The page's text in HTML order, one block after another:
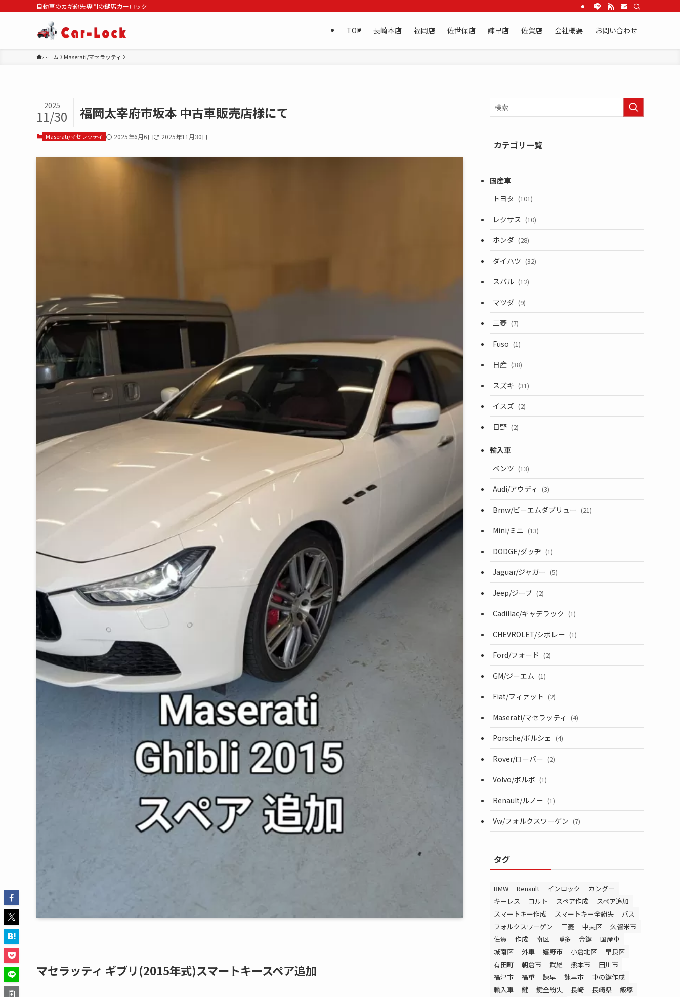
自動車のカギ紛失専門の鍵店カーロック
TOP 長崎本店 福岡店 佐世保店 諫早店 佐賀店 会社概要 お問い合わせ
ホーム Maserati/マセラッティ
福岡太宰府市坂本 中古車販売店様にて
2025
11/30
Maserati/マセラッティ 2025年6月6日 2025年11月30日
マセラッティ ギブリ(2015年式)スマートキースペア追加
カテゴリ一覧
トヨタ (101)
レクサス (10)
ホンダ (28)
ダイハツ (32)
スバル (12)
マツダ (9)
三菱 (7)
Fuso (1)
日産 (38)
スズキ (31)
イスズ (2)
日野 (2)
ベンツ (13)
Audi/アウディ (3)
Bmw/ビーエムダブリュー (21)
Mini/ミニ (13)
DODGE/ダッヂ (1)
Jaguar/ジャガー (5)
Jeep/ジープ (2)
Cadillac/キャデラック (1)
CHEVROLET/シボレー (1)
Ford/フォード (2)
GM/ジーエム (1)
Fiat/フィァット (2)
Maserati/マセラッティ (4)
Porsche/ポルシェ (4)
Rover/ローバー (2)
Volvo/ボルボ (1)
Renault/ルノー (1)
Vw/フォルクスワーゲン (7)
タグ
BMW Renault インロック
カングー
キーレス
コルト スペア作成
スペア追加
スマートキー作成
スマートキー全紛失
バス
フォルクスワーゲン
三菱 中央区
久留米市
佐賀
作成 南区 博多 合鍵
国産車
城南区
外車 嬉野市 小倉北区
早良区
有田町
朝倉市 武雄 熊本市
田川市
福津市
福重 諫早 諫早市
車の鍵作成
輸入車
鍵 鍵全紛失 長崎 長崎県
飯塚